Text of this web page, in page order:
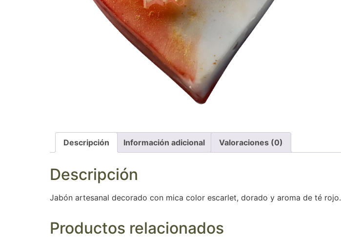
Descripción Información adicional Valoraciones (0)
Descripción
Jabón artesanal decorado con mica color escarlet, dorado y aroma de té rojo.
Productos relacionados